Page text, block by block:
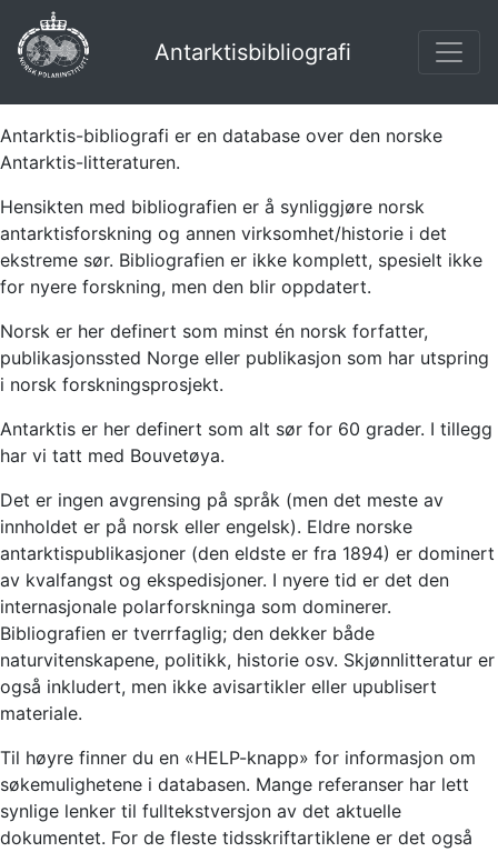
Antarktisbibliografi
Antarktis-bibliografi er en database over den norske
Antarktis-litteraturen.
Hensikten med bibliografien er å synliggjøre norsk
antarktisforskning og annen virksomhet/historie i det
ekstreme sør. Bibliografien er ikke komplett, spesielt ikke
for nyere forskning, men den blir oppdatert.
Norsk er her definert som minst én norsk forfatter,
publikasjonssted Norge eller publikasjon som har utspring
i norsk forskningsprosjekt.
Antarktis er her definert som alt sør for 60 grader. I tillegg
har vi tatt med Bouvetøya.
Det er ingen avgrensing på språk (men det meste av
innholdet er på norsk eller engelsk). Eldre norske
antarktispublikasjoner (den eldste er fra 1894) er dominert
av kvalfangst og ekspedisjoner. I nyere tid er det den
internasjonale polarforskninga som dominerer.
Bibliografien er tverrfaglig; den dekker både
naturvitenskapene, politikk, historie osv. Skjønnlitteratur er
også inkludert, men ikke avisartikler eller upublisert
materiale.
Til høyre finner du en «HELP-knapp» for informasjon om
søkemulighetene i databasen. Mange referanser har lett
synlige lenker til fulltekstversjon av det aktuelle
dokumentet. For de fleste tidsskriftartiklene er det også